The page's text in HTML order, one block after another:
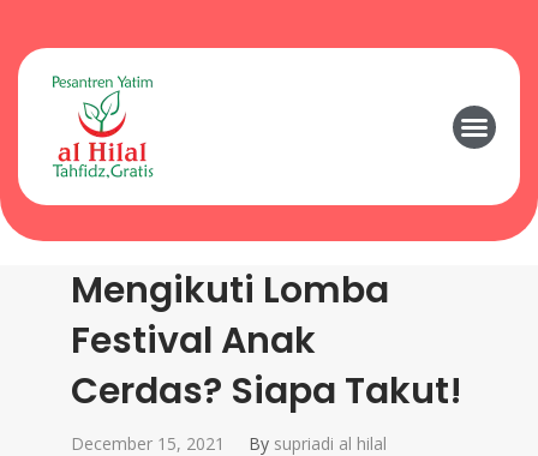
Mengikuti Lomba
Festival Anak
Cerdas? Siapa Takut!
December 15, 2021 By supriadi al hilal